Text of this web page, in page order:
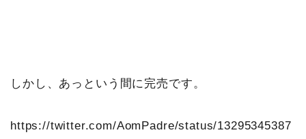
しかし、あっという間に完売です。
https://twitter.com/AomPadre/status/13295345387